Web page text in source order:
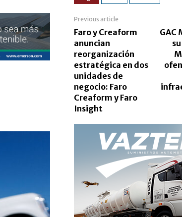
Previous article
Faro y Creaform
anuncian
reorganización
estratégica en dos
unidades de
negocio: Faro
Creaform y Faro
Insight
GAC